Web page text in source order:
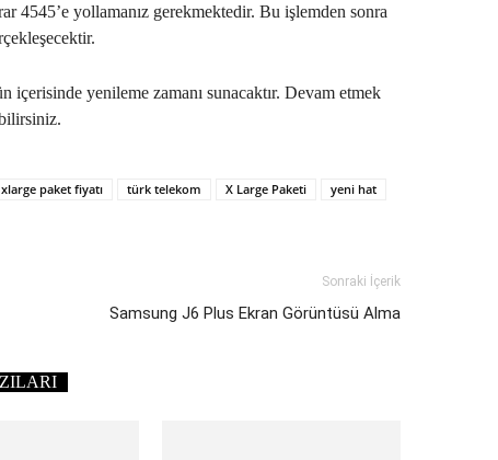
4545’e yollamanız gerekmektedir. Bu işlemden sonra
yenileme zamanı sunacaktır. Devam etmek
paket fiyatı türk telekom X Large Paketi yeni hat
Sonraki İçerik
Samsung J6 Plus Ekran Görüntüsü Alma